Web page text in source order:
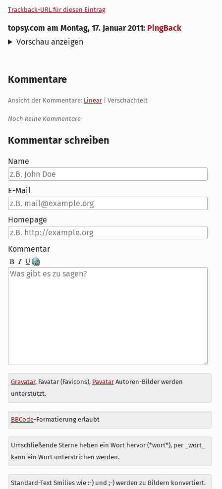
Trackback-URL für diesen Eintrag
topsy.com am Montag, 17. Januar 2011: PingBack
Vorschau anzeigen
Kommentare
Ansicht der Kommentare: Linear | Verschachtelt
Noch keine Kommentare
Kommentar schreiben
Name
E-Mail
Homepage
Kommentar
Antwort
zu
Gravatar, Favatar (Favicons), PavatarAutoren-Bilder werden
unterstützt.
BBCode-Formatierung erlaubt
Umschließende Sterne heben ein Wort hervor (*wort*), per _wort_
kann ein Wort unterstrichen werden.
Standard-Text Smilies wie :-) und ;-) werden zu Bildern konvertiert.